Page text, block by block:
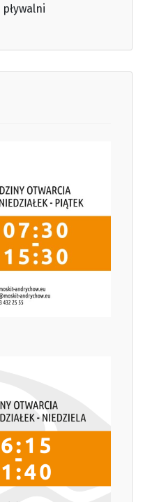
pływalni